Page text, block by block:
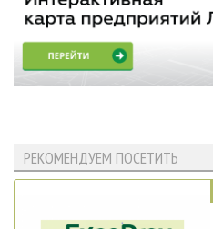
РЕКОМЕНДУЕМ ПОСЕТИТЬ